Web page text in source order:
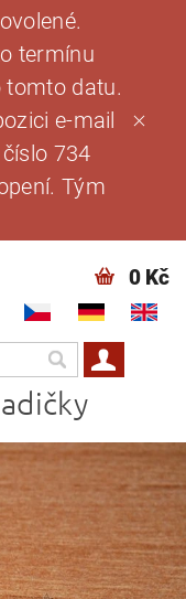
termínu
tomto datu.
e-mail
734
Tým
0 Kč